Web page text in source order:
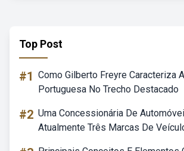
Top Post
#1 Como Gilberto Freyre Caracteriza
Portuguesa No Trecho Destacado
#2 Uma Concessionária De
Atualmente Três Marcas De